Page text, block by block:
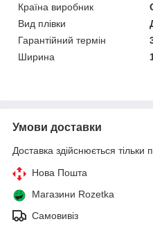
Країна виробник
Вид плівки
Гарантійний термін
Ширина
Умови доставки
Доставка здійснюється тільки
Нова Пошта
Магазини Rozetka
Самовивіз